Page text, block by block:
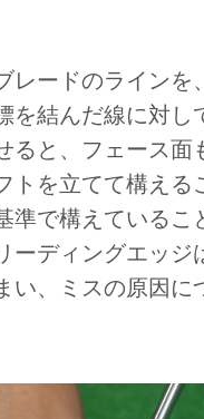
レードのラインを
を結んだ線に対し
ると、フェース面
トを立てて構える
準で構えているこ
ーディングエッジ
い、ミスの原因に